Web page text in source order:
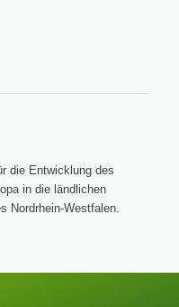
die Entwicklung des
in die ländlichen
Nordrhein-Westfalen.